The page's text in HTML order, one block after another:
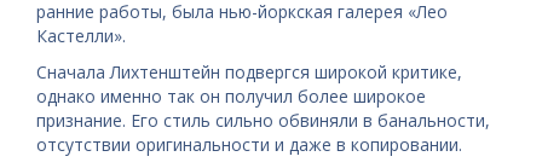
ранние работы, была нью-йоркская галерея «Лео
Кастелли».
Сначала Лихтенштейн подвергся широкой критике,
однако именно так он получил более широкое
признание. Его стиль сильно обвиняли в банальности,
отсутствии оригинальности и даже в копировании.